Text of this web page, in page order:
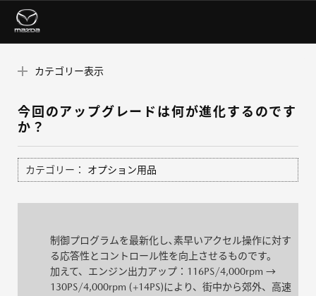
カテゴリー表示
今回のアップグレードは何が進化するのです
か？
カテゴリー： オプション用品
制御プログラムを最新化し､素早いアクセル操作に対す
る応答性とコントロール性を向上させるものです。
加えて、エンジン出力アップ：116PS/4,000rpm →
130PS/4,000rpm (+14PS)により、街中から郊外、高速